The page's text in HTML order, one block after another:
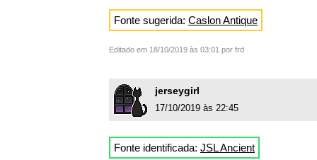
Fonte sugerida: Caslon Antique
Editado em 18/10/2019 às 03:01 por frd
jerseygirl
17/10/2019 às 22:45
Fonte identificada: JSL Ancient